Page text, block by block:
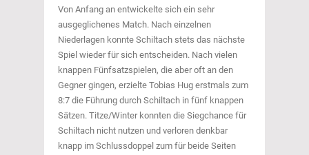
Von Anfang an entwickelte sich ein sehr
ausgeglichenes Match. Nach einzelnen
Niederlagen konnte Schiltach stets das nächste
Spiel wieder für sich entscheiden. Nach vielen
knappen Fünfsatzspielen, die aber oft an den
Gegner gingen, erzielte Tobias Hug erstmals zum
8:7 die Führung durch Schiltach in fünf knappen
Sätzen. Titze/Winter konnten die Siegchance für
Schiltach nicht nutzen und verloren denkbar
knapp im Schlussdoppel zum für beide Seiten